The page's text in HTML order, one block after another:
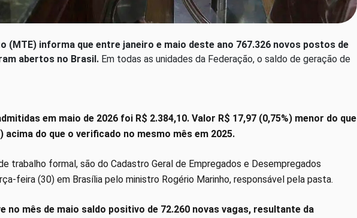
(MTE) informa que entre janeiro e maio deste ano 767.326 novos postos de
abertos no Brasil. Em todas as unidades da Federação, o saldo de geração de
em maio de 2026 foi R$ 2.384,10. Valor R$ 17,97 (0,75%) menor do que
acima do que o verificado no mesmo mês em 2025.
trabalho formal, são do Cadastro Geral de Empregados e Desempregados
feira (30) em Brasília pelo ministro Rogério Marinho, responsável pela pasta.
no mês de maio saldo positivo de 72.260 novas vagas, resultante da